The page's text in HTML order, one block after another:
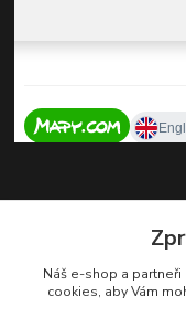
+420 737 725
(Po-Pá, 9-17 hod.)
Náš e-shop a partneři
cookies, aby Vám